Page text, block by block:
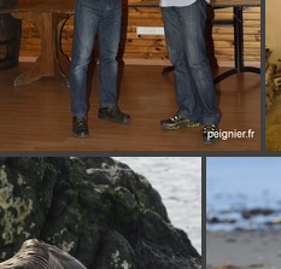
_4FP8589